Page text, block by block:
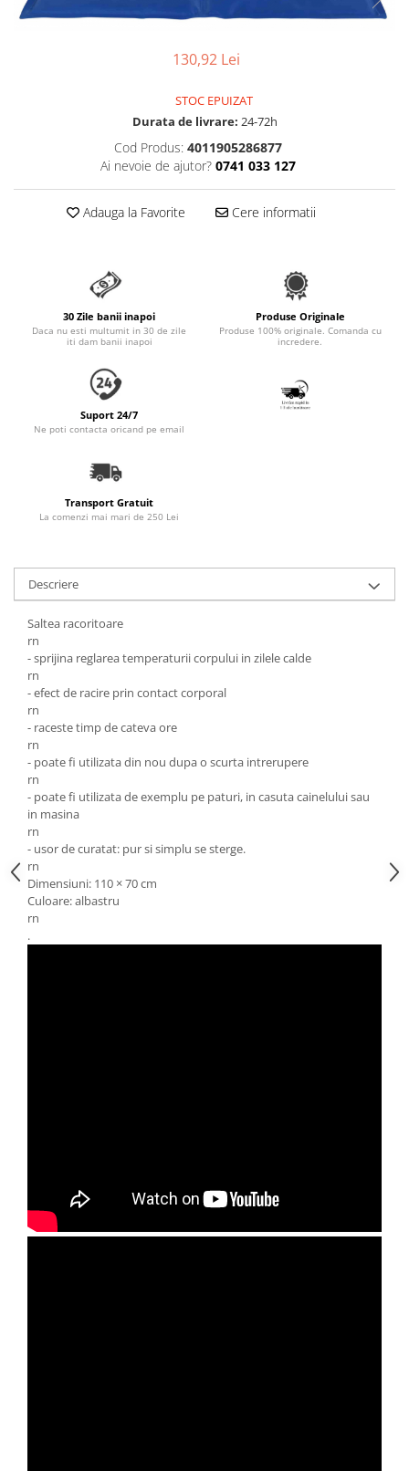
Pungi Igienice Pentru Câini
Lese pentru Câini
Zgărzi pentru Câini
Patuțuri și Coșuri pentru Câini
Castroane pentru Mâncare și Apa
Jucării pentru Câini
Îmbrăcăminte și Încălțăminte
pentru Câini
Accesorii Auto & Bicicletă
Identificare
Patuțuri, Iglu și Ansambluri Sisal
Cuști transport pentru Pisici
Castroane pentru Mâncare și Apă
Accesorii Casă și Mobilier
130,92 Lei
STOC EPUIZAT
Durata de livrare: 24-72h
Cod Produs: 4011905286877
Ai nevoie de ajutor? 0741 033 127
Adauga la Favorite Cere informatii
30 Zile banii inapoi
Daca nu esti multumit in 30 de zile
iti dam banii inapoi
Produse Originale
Produse 100% originale. Comanda cu
incredere.
Suport 24/7
Ne poti contacta oricand pe email
Transport Gratuit
La comenzi mai mari de 250 Lei
Descriere
Saltea racoritoare
rn
- sprijina reglarea temperaturii corpului in zilele calde
rn
- efect de racire prin contact corporal
rn
- raceste timp de cateva ore
rn
- poate fi utilizata din nou dupa o scurta intrerupere
rn
- poate fi utilizata de exemplu pe paturi, in casuta cainelului sau
in masina
rn
- usor de curatat: pur si simplu se sterge.
rn
Dimensiuni: 110 × 70 cm
Culoare: albastru
rn
.